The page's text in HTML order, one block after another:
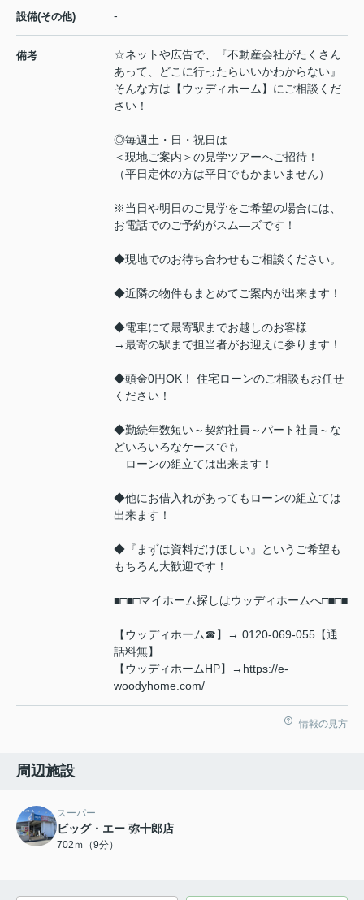
設備(その他) -
備考
☆ネットや広告で、『不動産会社がたくさん
あって、どこに行ったらいいかわからない』
そんな方は【ウッディホーム】にご相談くだ
さい！
◎毎週土・日・祝日は
＜現地ご案内＞の見学ツアーへご招待！
（平日定休の方は平日でもかまいません）
※当日や明日のご見学をご希望の場合には、
お電話でのご予約がスム―ズです！
◆現地でのお待ち合わせもご相談ください。
◆近隣の物件もまとめてご案内が出来ます！
◆電車にて最寄駅までお越しのお客様
→最寄の駅まで担当者がお迎えに参ります！
◆頭金0円OK！ 住宅ローンのご相談もお任せ
ください！
◆勤続年数短い～契約社員～パート社員～な
どいろいろなケースでも
ローンの組立ては出来ます！
◆他にお借入れがあってもローンの組立ては
出来ます！
◆『まずは資料だけほしい』というご希望も
もちろん大歓迎です！
■□■□マイホーム探しはウッディホームへ□■□■
【ウッディホーム☎】→ 0120-069-055【通
話料無】
【ウッディホームHP】→https://e-
woodyhome.com/
情報の見方
周辺施設
スーパー
ビッグ・エー 弥十郎店
702ｍ（9分）